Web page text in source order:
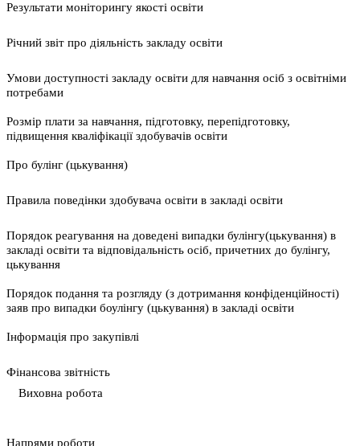
Результати моніторингу якості освіти
Річний звіт про діяльність закладу освіти
Умови доступності закладу освіти для навчання осіб з освітніми
потребами
Розмір плати за навчання, підготовку, перепідготовку,
підвищення кваліфікації здобувачів освіти
Про булінг (цькування)
Правила поведінки здобувача освіти в закладі освіти
Порядок реагування на доведені випадки булінгу(цькування) в
закладі освіти та відповідальність осіб, причетних до булінгу,
цькування
Порядок подання та розгляду (з дотримання конфіденційності)
заяв про випадки боулінгу (цькування) в закладі освіти
Інформація про закупівлі
Фінансова звітність
Виховна робота
Напрями роботи